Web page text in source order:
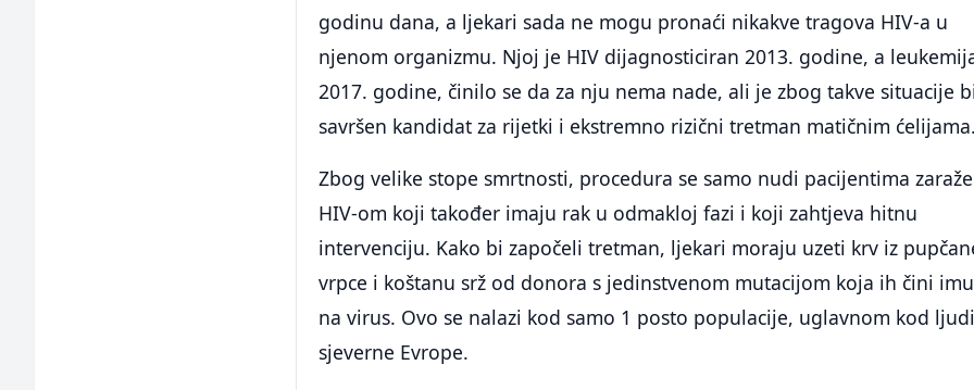
godinu dana, a ljekari sada ne mogu pronaći nikakve tragova HIV-a u
njenom organizmu. Njoj je HIV dijagnosticiran 2013. godine, a
2017. godine, činilo se da za nju nema nade, ali je zbog takve situacije
savršen kandidat za rijetki i ekstremno rizični tretman matičnim ćelijama.
Zbog velike stope smrtnosti, procedura se samo nudi pacijentima
HIV-om koji također imaju rak u odmakloj fazi i koji zahtjeva hitnu
intervenciju. Kako bi započeli tretman, ljekari moraju uzeti krv iz
vrpce i koštanu srž od donora s jedinstvenom mutacijom koja ih čini
na virus. Ovo se nalazi kod samo 1 posto populacije, uglavnom kod
sjeverne Evrope.